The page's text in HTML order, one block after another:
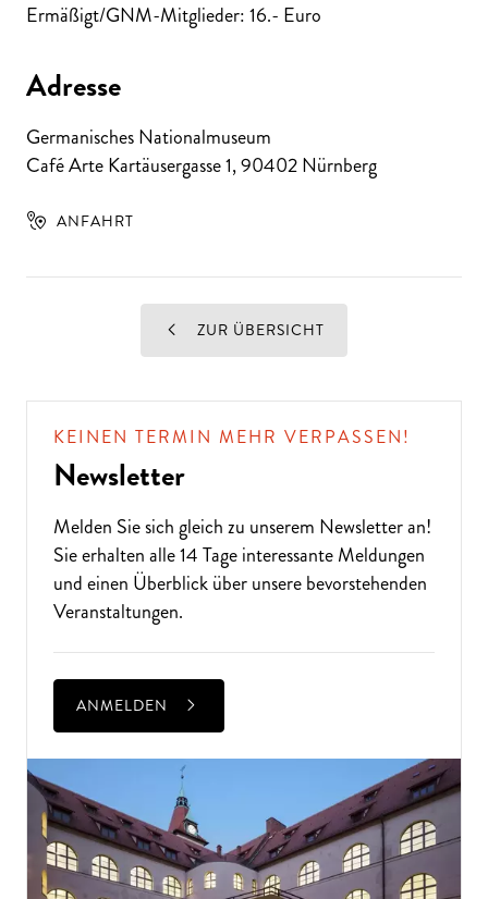
Ermäßigt/GNM-Mitglieder: 16.- Euro
Adresse
Germanisches Nationalmuseum
Café Arte Kartäusergasse 1,90402Nürnberg
ANFAHRT
ZUR ÜBERSICHT
KEINEN TERMIN MEHR VERPASSEN!
Newsletter
Melden Sie sich gleich zu unserem Newsletteran!
Sie erhalten alle 14 Tage interessante Meldungen
und einen Überblick über unsere bevorstehenden
Veranstaltungen.
ANMELDEN